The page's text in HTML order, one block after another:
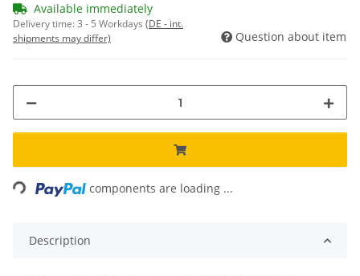
Available immediately
Delivery time:3 - 5 Workdays (DE - int.
shipments may differ)
Question about item
components are loading ...
Description